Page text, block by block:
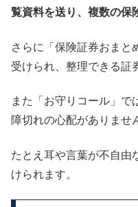
覧資料を送り、複数の保
さらに「保険証券おまと
受けられ、整理できる証
また「お守りコール」で
障切れの心配がありませ
たとえ耳や言葉が不自由
けられます。